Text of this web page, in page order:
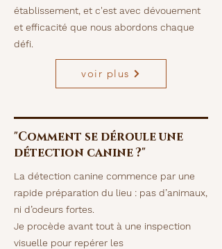
établissement, et c'est avec dévouement
et efficacité que nous abordons chaque
défi.
voir plus
"Comment se déroule une
détection canine ?"
La détection canine commence par une
rapide préparation du lieu : pas d’animaux,
ni d’odeurs fortes.
Je procède avant tout à une inspection
visuelle pour repérer les